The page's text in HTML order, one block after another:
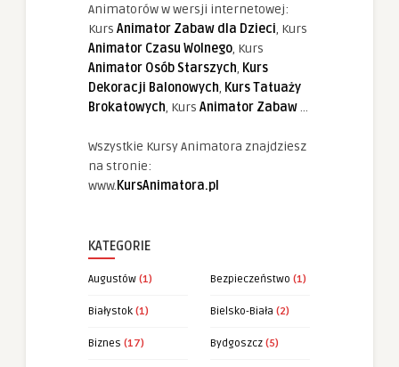
Animatorów w wersji internetowej:
Kurs Animator Zabaw dla Dzieci, Kurs
Animator Czasu Wolnego, Kurs
Animator Osób Starszych, Kurs
Dekoracji Balonowych, Kurs Tatuaży
Brokatowych, Kurs Animator Zabaw...
Wszystkie Kursy Animatora znajdziesz
na stronie:
www.KursAnimatora.pl
KATEGORIE
Augustów (1) Bezpieczeństwo (1)
Białystok (1) Bielsko-Biała (2)
Biznes (17) Bydgoszcz (5)